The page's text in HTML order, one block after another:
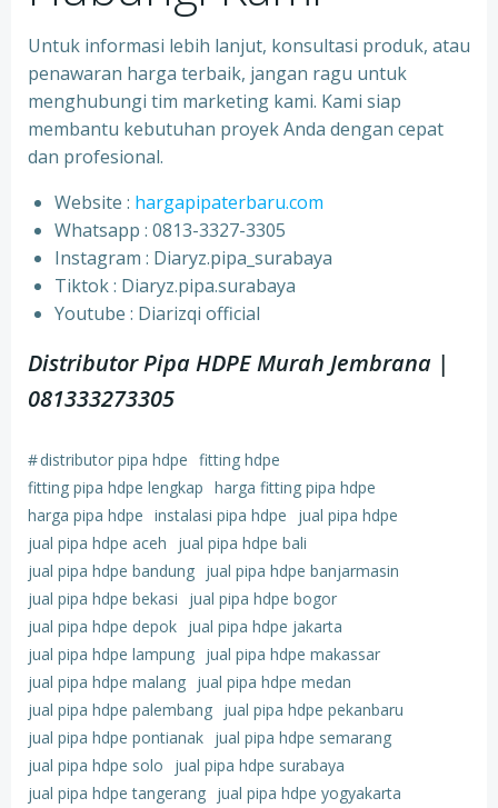
Untuk informasi lebih lanjut, konsultasi produk, atau
penawaran harga terbaik, jangan ragu untuk
menghubungi tim marketing kami. Kami siap
membantu kebutuhan proyek Anda dengan cepat
dan profesional.
Website : hargapipaterbaru.com
Whatsapp : 0813-3327-3305
⁠Instagram : Diaryz.pipa_surabaya
⁠Tiktok : Diaryz.pipa.surabaya
⁠Youtube : Diarizqi official
Distributor Pipa HDPE Murah Jembrana |
081333273305
#distributor pipa hdpe fitting hdpe
fitting pipa hdpe lengkap harga fitting pipa hdpe
harga pipa hdpe instalasi pipa hdpe
jual pipa hdpe
jual pipa hdpe aceh
jual pipa hdpe bali
jual pipa hdpe bandung jual pipa hdpe banjarmasin
jual pipa hdpe bekasi
jual pipa hdpe bogor
jual pipa hdpe depok jual pipa hdpe jakarta
jual pipa hdpe lampung jual pipa hdpe makassar
jual pipa hdpe malang jual pipa hdpe medan
jual pipa hdpe palembang jual pipa hdpe pekanbaru
jual pipa hdpe pontianak jual pipa hdpe semarang
jual pipa hdpe solo
jual pipa hdpe surabaya
jual pipa hdpe tangerang jual pipa hdpe yogyakarta